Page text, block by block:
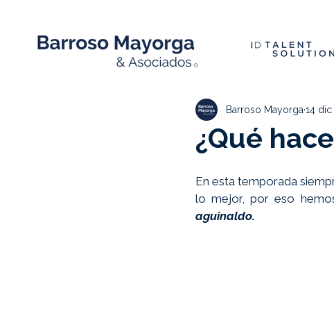
¿Qué
Barroso Mayorga 14 dic
En esta temporada
lo mejor, por eso
aguinaldo.